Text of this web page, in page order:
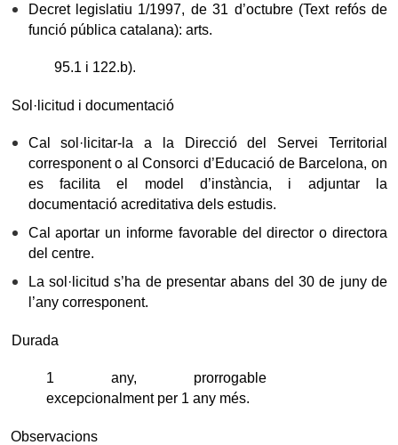
Decret legislatiu 1/1997, de 31 d’octubre (Text refós de
funció pública catalana): arts.
95.1 i 122.b).
Sol·licitud i documentació
Cal sol·licitar-la a la Direcció del Servei Territorial
corresponent o al Consorci d’Educació de Barcelona, on
es facilita el model d’instància, i adjuntar la
documentació acreditativa dels estudis.
Cal aportar un informe favorable del director o directora
del centre.
La sol·licitud s’ha de presentar abans del 30 de juny de
l’any corresponent.
Durada
1 any, prorrogable
excepcionalment per 1 any més.
Observacions